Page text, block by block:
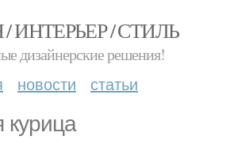
ИНТЕРЬЕР / СТИЛЬ
дизайнерские решения!
новости статьи
курица